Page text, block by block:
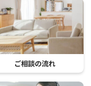
ご相談の流れ